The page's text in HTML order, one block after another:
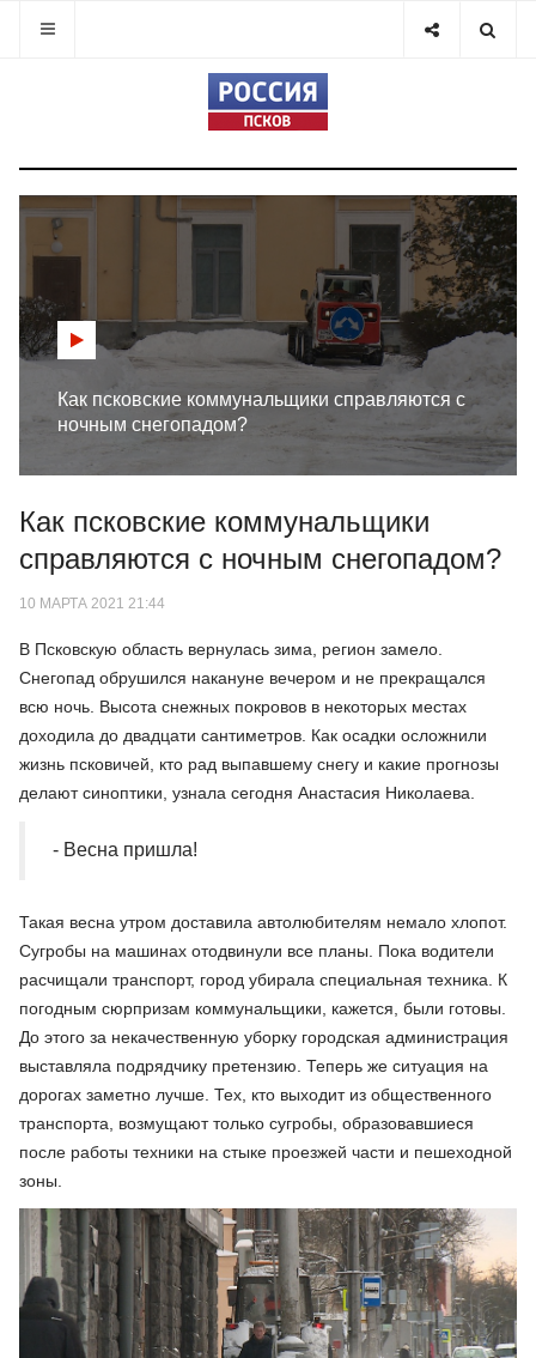
Как псковские коммунальщики справляются с
ночным снегопадом?
Как псковские коммунальщики
справляются с ночным снегопадом?
10 МАРТА 2021 21:44
В Псковскую область вернулась зима, регион замело.
Снегопад обрушился накануне вечером и не прекращался
всю ночь. Высота снежных покровов в некоторых местах
доходила до двадцати сантиметров. Как осадки осложнили
жизнь псковичей, кто рад выпавшему снегу и какие прогнозы
делают синоптики, узнала сегодня Анастасия Николаева.
- Весна пришла!
Такая весна утром доставила автолюбителям немало хлопот.
Сугробы на машинах отодвинули все планы. Пока водители
расчищали транспорт, город убирала специальная техника. К
погодным сюрпризам коммунальщики, кажется, были готовы.
До этого за некачественную уборку городская администрация
выставляла подрядчику претензию. Теперь же ситуация на
дорогах заметно лучше. Тех, кто выходит из общественного
транспорта, возмущают только сугробы, образовавшиеся
после работы техники на стыке проезжей части и пешеходной
зоны.